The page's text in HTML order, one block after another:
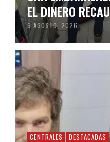
EL DINERO
6 AGOSTO, 2026
CENTRALES DESTACADAS